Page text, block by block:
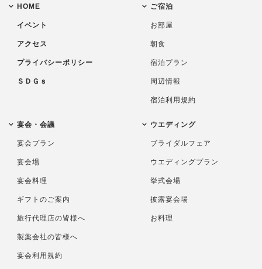
HOME
イベント
アクセス
プライバシーポリシー
ＳＤＧｓ
ご宿泊
お部屋
朝食
宿泊プラン
周辺情報
宿泊利用規約
宴会・会議
宴会プラン
宴会場
宴会料理
ギフトのご案内
旅行代理店の皆様へ
製薬会社の皆様へ
宴会利用規約
ウエディング
ブライダルフェア
ウエディングプラン
挙式会場
披露宴会場
お料理